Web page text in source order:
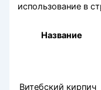
использование в
Название
Витебский кирпич